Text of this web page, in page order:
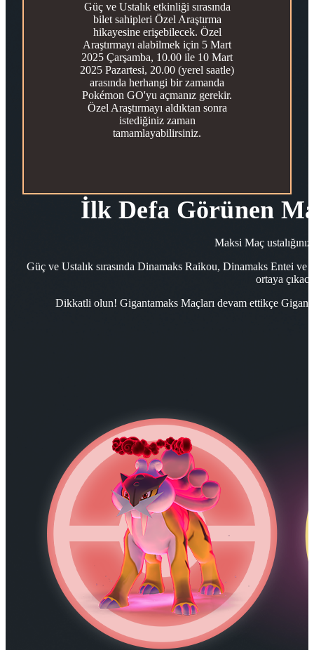
Güç ve Ustalık etkinliği sırasında
bilet sahipleri Özel Araştırma
hikayesine erişebilecek. Özel
Araştırmayı alabilmek için 5 Mart
2025 Çarşamba, 10.00 ile 10 Mart
2025 Pazartesi, 20.00 (yerel saatle)
arasında herhangi bir zamanda
Pokémon GO'yu açmanız gerekir.
Özel Araştırmayı aldıktan sonra
istediğiniz zaman
tamamlayabilirsiniz.
İlk Defa Görünen
Maksi Maç
Güç ve Ustalık sırasında Dinamaks Raikou, Dinamaks Entei
ortaya
Dikkatli olun! Gigantamaks Maçları devam ettikçe